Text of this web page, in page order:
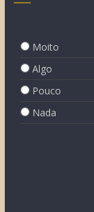
Moito
Algo
Pouco
Nada